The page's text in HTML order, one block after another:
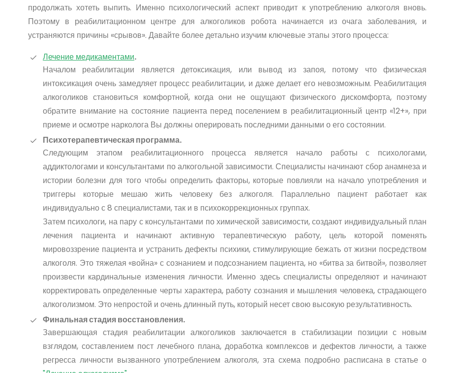
продолжать хотеть выпить. Именно психологический аспект приводит к употреблению алкоголя вновь.
Поэтому в реабилитационном центре для алкоголиков робота начинается из очага заболевания, и
устраняются причины «срывов». Давайте более детально изучим ключевые этапы этого процесса:
Лечение медикаментами.
Началом реабилитации является детоксикация, или вывод из запоя, потому что физическая
интоксикация очень замедляет процесс реабилитации, и даже делает его невозможным. Реабилитация
алкоголиков становиться комфортной, когда они не ощущают физического дискомфорта, поэтому
обратите внимание на состояние пациента перед поселением в реабилитационный центр «12+», при
приеме и осмотре нарколога Вы должны оперировать последними данными о его состоянии.
Психотерапевтическая программа.
Следующим этапом реабилитационного процесса является начало работы с психологами,
аддиктологами и консультантами по алкогольной зависимости. Специалисты начинают сбор анамнеза и
истории болезни для того чтобы определить факторы, которые повлияли на начало употребления и
триггеры которые мешаю жить человеку без алкоголя. Параллельно пациент работает как
индивидуально с 8 специалистами, так и в психокоррекционных группах.
Затем психологи, на пару с консультантами по химической зависимости, создают индивидуальный план
лечения пациента и начинают активную терапевтическую работу, цель которой поменять
мировоззрение пациента и устранить дефекты психики, стимулирующие бежать от жизни посредством
алкоголя. Это тяжелая «война» с сознанием и подсознанием пациента, но «битва за битвой», позволяет
произвести кардинальные изменения личности. Именно здесь специалисты определяют и начинают
корректировать определенные черты характера, работу сознания и мышления человека, страдающего
алкоголизмом. Это непростой и очень длинный путь, который несет свою высокую результативность.
Финальная стадия восстановления.
Завершающая стадия реабилитации алкоголиков заключается в стабилизации позиции с новым
взглядом, составлением пост лечебного плана, доработка комплексов и дефектов личности, а также
регресса личности вызванного употреблением алкоголя, эта схема подробно расписана в статье о